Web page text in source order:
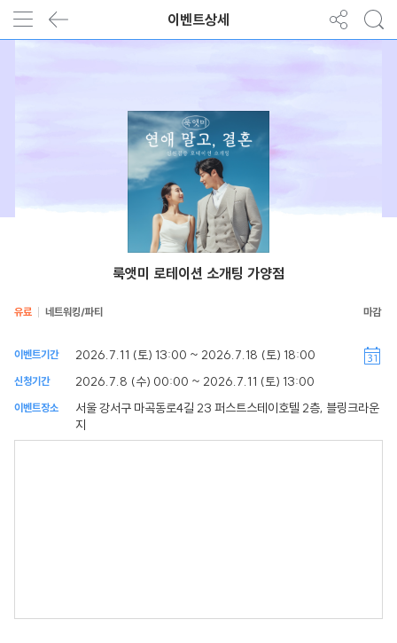
이벤트상세
룩앳미 로테이션 소개팅 가양점
유료 네트워킹/파티
이벤트기간 2026.7.11 (토) 13:00 ~ 2026.7.18 (토) 18:00
신청기간 2026.7.8 (수) 00:00 ~ 2026.7.11 (토) 13:00
이벤트장소
서울 강서구 마곡동로4길 23 퍼스트스테이호텔 2층, 블링크라운
지